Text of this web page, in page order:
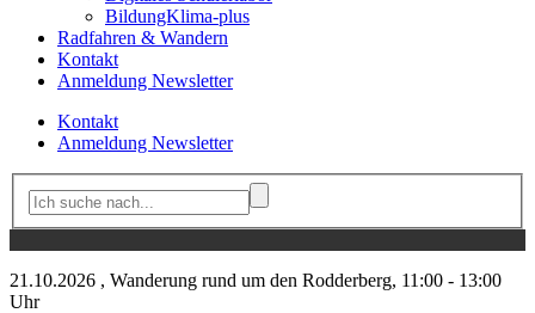
BildungKlima-plus
Radfahren & Wandern
Kontakt
Anmeldung Newsletter
Kontakt
Anmeldung Newsletter
21.10.2026 , Wanderung rund um den Rodderberg, 11:00 - 13:00
Uhr